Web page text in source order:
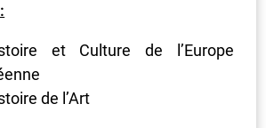
et Culture de l’Europe
de l’Art